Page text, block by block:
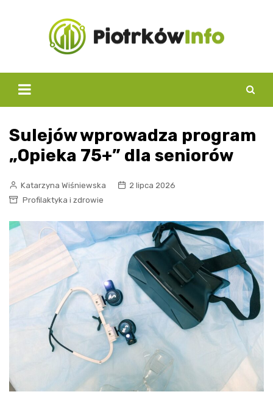
Sulejów wprowadza program
„Opieka 75+” dla seniorów
Katarzyna Wiśniewska
2 lipca 2026
Profilaktyka i zdrowie